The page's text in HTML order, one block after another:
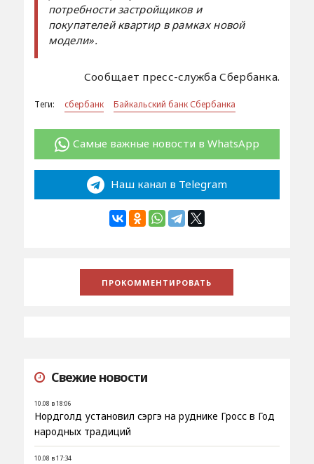
потребности застройщиков и
покупателей квартир в рамках новой
модели».
Сообщает пресс-служба Сбербанка.
Теги: сбербанк Байкальский банк Сбербанка
Самые важные новости в WhatsApp
Наш канал в Telegram
Свежие новости
10.08 в 18:06
Нордголд установил сэргэ на руднике Гросс в Год
народных традиций
10.08 в 17:34